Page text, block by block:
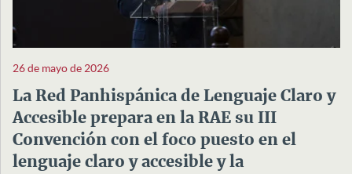
26 de mayo de 2026
La Red Panhispánica de Lenguaje Claro y
Accesible prepara en la RAE su III
Convención con el foco puesto en el
lenguaje claro y accesible y la